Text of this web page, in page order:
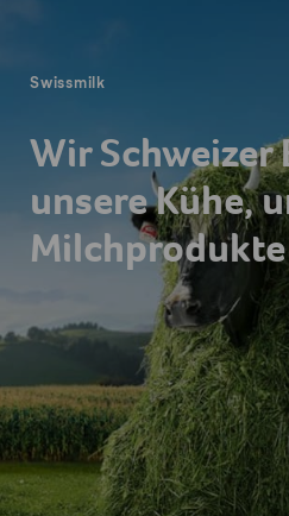
Swissmilk
Wir Schweizer
unsere Kühe,
Milchprodukte